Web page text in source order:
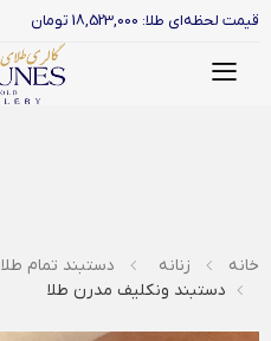
قیمت لحظه‌ای طلا: 18,523,000 تومان
خانه زنانه دستبند تمام طلا
دستبند ونکلیف مدرن طلا